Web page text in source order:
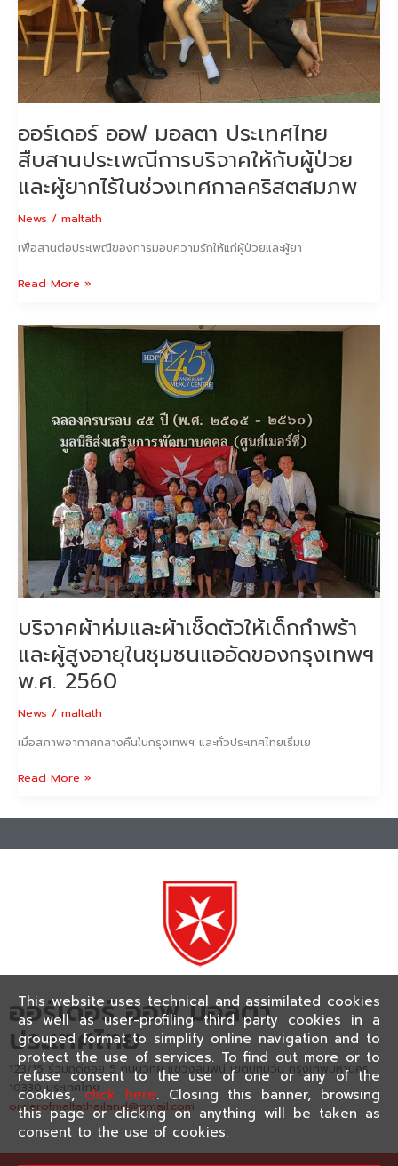
This website uses technical and assimilated cookies
as well as user-profiling third party cookies in a
grouped format to simplify online navigation and to
protect the use of services. To find out more or to
refuse consent to the use of one or any of the
cookies,click here. Closing this banner, browsing
this page or clicking on anything will be taken as
consent to the use of cookies.
ออร์เดอร์ ออฟ มอลตา ประเทศไทย
สืบสานประเพณีการบริจาคให้กับผู้ป่วย
และผู้ยากไร้ในช่วงเทศกาลคริสตสมภพ
News / maltath
เพื่อสานต่อประเพณีของการมอบความรักให้แก่ผู้ป่วยและผู้ยา
ให้
กับ
ผู้
ป่วย
และ
ผู้
ใน
ช่วง
ศกาลค
ริ
สมภพ
Read More »
บริจาคผ้าห่มและผ้าเช็ดตัวให้เด็กกำพร้า
และผู้สูงอายุในชุมชนแออัดของกรุงเทพฯ
พ.ศ. 2560
News / maltath
เมื่อสภาพอากาศกลางคืนในกรุงเทพฯ และทั่วประเทศไทยเริ่มเย
บริจาค
ผ้าห่ม
และ
ผ้าเช็ดตัว
ให้
กำพร้า
และ
สูง
ชุมชน
แออัด
ของ
พ.ศ.
2560
Read More »
ออร์เดอร์ ออฟ มอลตา
ประเทศไทย
123/15 ร่วมฤดีซอย 5 ถนนวิทยุ แขวงลุมพินี เขตปทุมวัน กรุงเทพมหานคร
10330 ประเทศไทย
orderofmaltathailand@gmail.com